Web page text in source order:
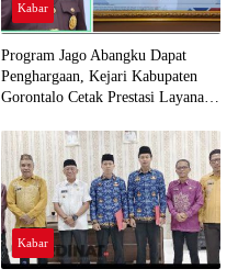
Kabar
Program Jago Abangku Dapat
Penghargaan, Kejari Kabupaten
Gorontalo Cetak Prestasi Layanan
Kabar